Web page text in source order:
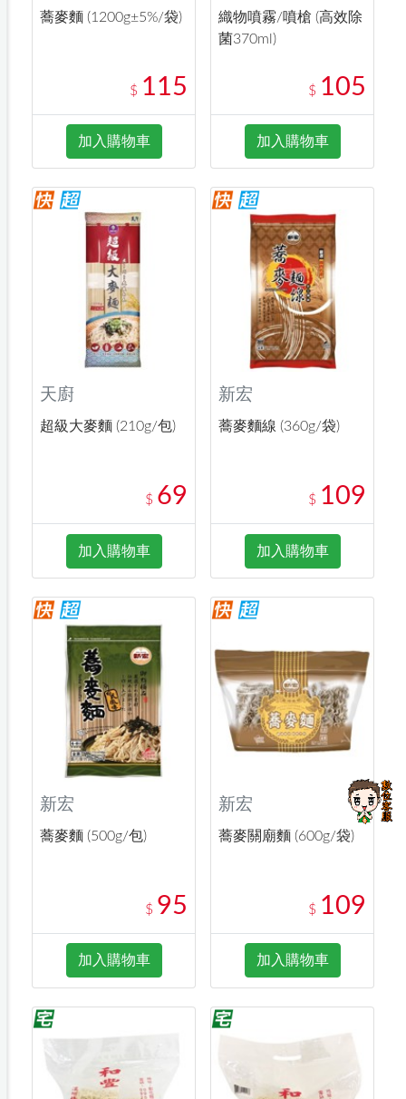
蕎麥麵 (1200g±5%/袋)
$ 115
加入購物車
織物噴霧/噴槍 (高效除
菌370ml)
$ 105
加入購物車
天廚
超級大麥麵 (210g/包)
$ 69
加入購物車
新宏
蕎麥麵線 (360g/袋)
$ 109
加入購物車
新宏
蕎麥麵 (500g/包)
$ 95
加入購物車
新宏
蕎麥關廟麵 (600g/袋)
$ 109
加入購物車